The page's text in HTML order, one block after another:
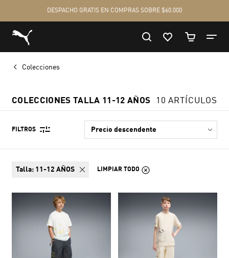
Colecciones
COLECCIONES TALLA 11-12 AÑOS 10 ARTÍCULOS
FILTROS
talla: 11-12 AÑOS LIMPIAR TODO